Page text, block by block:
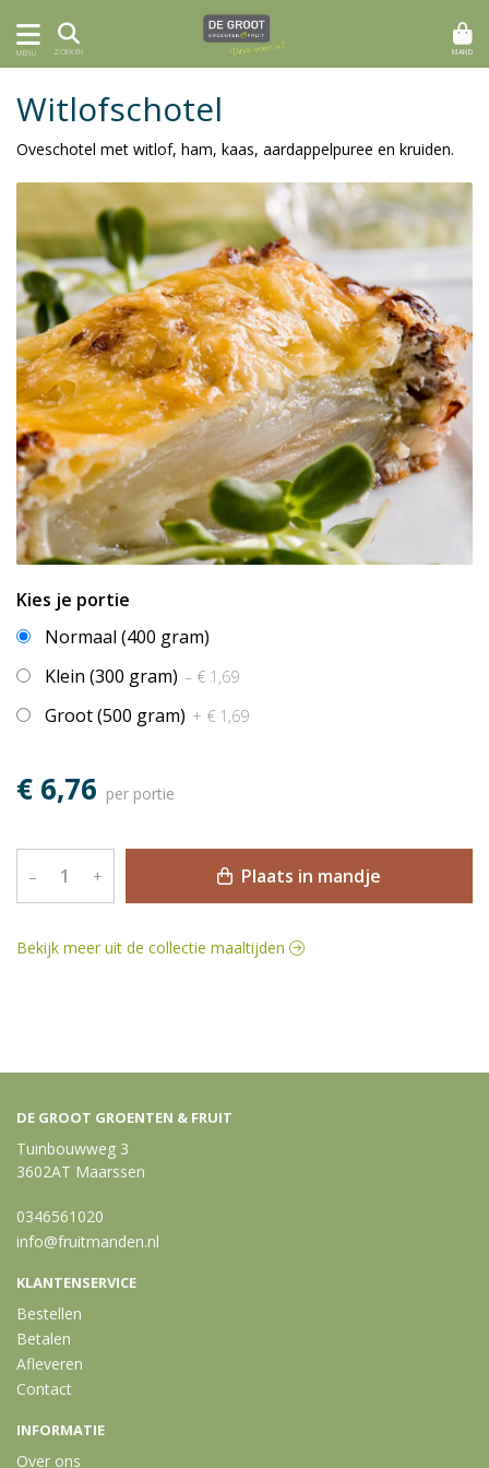
MENU ZOEKEN MAND
Witlofschotel
Oveschotel met witlof, ham, kaas, aardappelpuree en kruiden.
Kies je portie
Normaal (400 gram)
Klein (300 gram) – € 1,69
Groot (500 gram) + € 1,69
€ 6,76 per portie
– + Plaats in mandje
Bekijk meer uit de collectie maaltijden
DE GROOT GROENTEN & FRUIT
Tuinbouwweg 3
3602AT Maarssen
0346561020
info@fruitmanden.nl
KLANTENSERVICE
Bestellen
Betalen
Afleveren
Contact
INFORMATIE
Over ons